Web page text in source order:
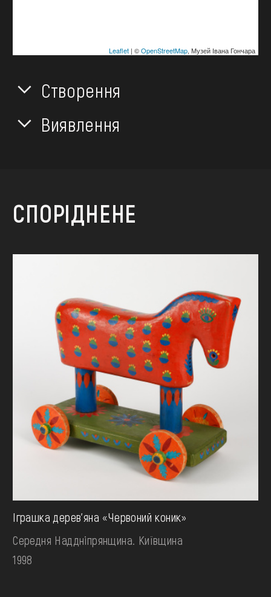
Leaflet| ©OpenStreetMap, Музей Івана Гончара
Створення
Виявлення
СПОРІДНЕНЕ
Іграшка дерев'яна «Червоний коник»
Середня Наддніпрянщина. Київщина
1998